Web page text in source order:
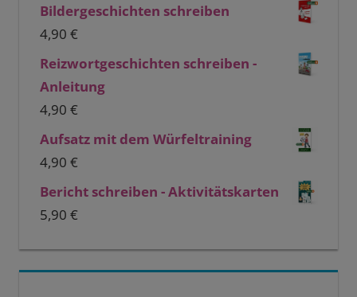
Bildergeschichten schreiben
4,90 €
Reizwortgeschichten schreiben -
Anleitung
4,90 €
Aufsatz mit dem Würfeltraining
4,90 €
Bericht schreiben - Aktivitätskarten
5,90 €